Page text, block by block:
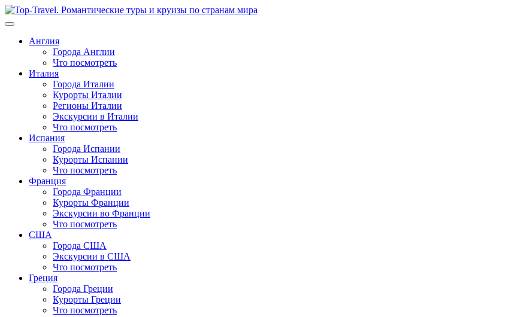
Перейти
к
Англия
Города Англии
Что посмотреть
Италия
Города Италии
Курорты Италии
Регионы Италии
Экскурсии в Италии
Что посмотреть
Испания
Города Испании
Курорты Испании
Что посмотреть
Франция
Города Франции
Курорты Франции
Экскурсии во Франции
Что посмотреть
США
Города США
Экскурсии в США
Что посмотреть
Греция
Города Греции
Курорты Греции
Что посмотреть